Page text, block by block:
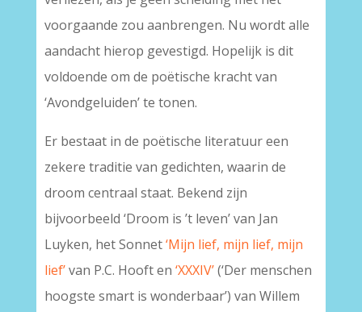
voorgaande zou aanbrengen. Nu wordt alle
aandacht hierop gevestigd. Hopelijk is dit
voldoende om de poëtische kracht van
‘Avondgeluiden’ te tonen.
Er bestaat in de poëtische literatuur een
zekere traditie van gedichten, waarin de
droom centraal staat. Bekend zijn
bijvoorbeeld ‘Droom is ’t leven’ van Jan
Luyken, het Sonnet‘Mijn lief, mijn lief, mijn
lief’van P.C. Hooft en ‘XXXIV’(‘Der menschen
hoogste smart is wonderbaar’) van Willem